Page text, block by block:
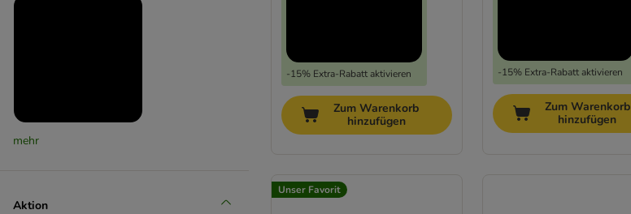
Canadian Cat Company
mehr
Aktion
-15% Extra-Rabatt aktivieren
Zum Warenkorb
hinzufügen
-15% Extra-Rabatt aktivieren
Zum Warenkorb
hinzufügen
Unser Favorit